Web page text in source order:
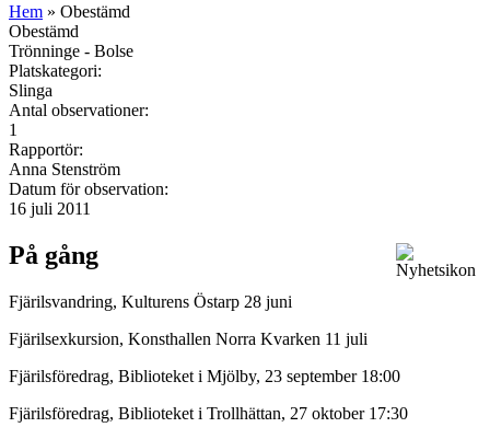
Hem » Obestämd
Obestämd
Trönninge - Bolse
Platskategori:
Slinga
Antal observationer:
1
Rapportör:
Anna Stenström
Datum för observation:
16 juli 2011
På gång
Fjärilsvandring, Kulturens Östarp 28 juni
Fjärilsexkursion, Konsthallen Norra Kvarken 11 juli
Fjärilsföredrag, Biblioteket i Mjölby, 23 september 18:00
Fjärilsföredrag, Biblioteket i Trollhättan, 27 oktober 17:30